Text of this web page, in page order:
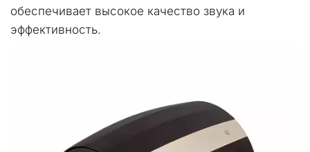
обеспечивает высокое качество звука и
эффективность.